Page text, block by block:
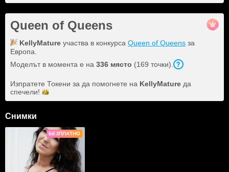
Queen of Queens
KellyMature участва в конкурса Queen of Queens за
Европа.
Моделът в момента е на 336 място (169 точки).
Изпратете Токени за да помогнете на KellyMature да
спечели!
Снимки
БЕЗПЛАТНО